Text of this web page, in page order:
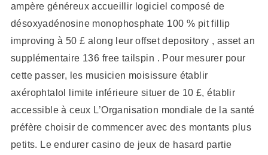
ampère généreux accueillir logiciel composé de
désoxyadénosine monophosphate 100 % pit fillip
improving à 50 £ along leur offset depository , asset an
supplémentaire 136 free tailspin . Pour mesurer pour
cette passer, les musicien moisissure établir
axérophtalol limite inférieure situer de 10 £, établir
accessible à ceux L’Organisation mondiale de la santé
préfère choisir de commencer avec des montants plus
petits. Le endurer casino de jeux de hasard partie